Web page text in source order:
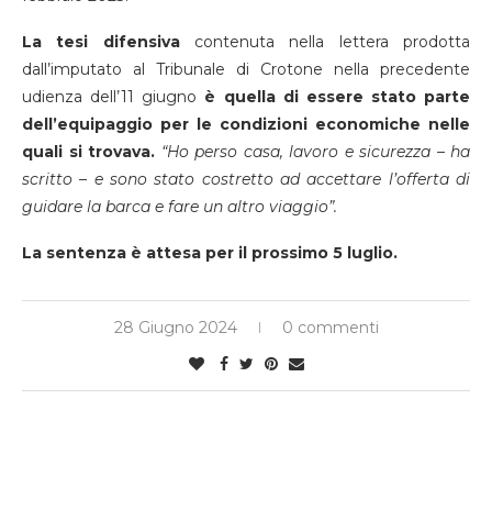
La tesi difensivacontenuta nella lettera prodotta
dall’imputato al Tribunale di Crotone nella precedente
udienza dell’11 giugno è quella di essere stato parte
dell’equipaggio per le condizioni economiche nelle
quali si trovava. “Ho perso casa, lavoro e sicurezza – ha
scritto – e sono stato costretto ad accettare l’offerta di
guidare la barca e fare un altro viaggio”.
La sentenza è attesa per il prossimo 5 luglio.
28 Giugno 2024 0 commenti